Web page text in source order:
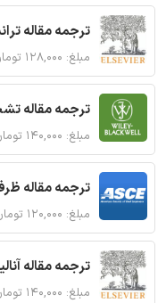
ترجمه مقاله
مبلغ: ۱۲۸,۰۰۰ تومان
ترجمه مقاله
مبلغ: ۱۴۰,۰۰۰ تومان
ترجمه مقاله
مبلغ: ۱۲۰,۰۰۰ تومان
ترجمه مقاله
مبلغ: ۱۴۰,۰۰۰ تومان